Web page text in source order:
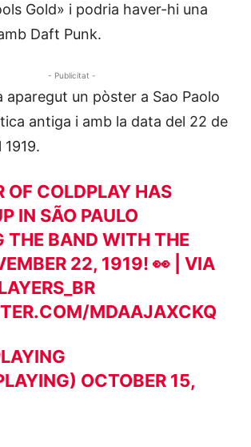
Gold» i podria haver-hi una
Daft Punk.
- Publicitat -
aparegut un pòster a Sao Paolo
antiga i amb la data del 22 de
OF COLDPLAY HAS
IN SÃO PAULO
THE BAND WITH THE
22, 1919! 👀 | VIA
MDAAJAXCKQ
OCTOBER 15,